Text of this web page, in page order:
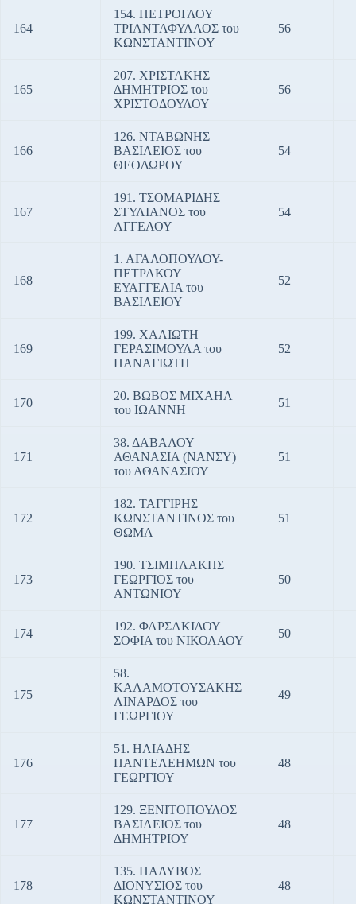
164
154. ΠΕΤΡΟΓΛΟΥ
ΤΡΙΑΝΤΑΦΥΛΛΟΣ του
ΚΩΝΣΤΑΝΤΙΝΟΥ
56
165
207. ΧΡΙΣΤΑΚΗΣ
ΔΗΜΗΤΡΙΟΣ του
ΧΡΙΣΤΟΔΟΥΛΟΥ
56
166
126. ΝΤΑΒΩΝΗΣ
ΒΑΣΙΛΕΙΟΣ του
ΘΕΟΔΩΡΟΥ
54
167
191. ΤΣΟΜΑΡΙΔΗΣ
ΣΤΥΛΙΑΝΟΣ του
ΑΓΓΕΛΟΥ
54
168
1. ΑΓΑΛΟΠΟΥΛΟΥ-
ΠΕΤΡΑΚΟΥ
ΕΥΑΓΓΕΛΙΑ του
ΒΑΣΙΛΕΙΟΥ
52
169
199. ΧΑΛΙΩΤΗ
ΓΕΡΑΣΙΜΟΥΛΑ του
ΠΑΝΑΓΙΩΤΗ
52
170
20. ΒΩΒΟΣ ΜΙΧΑΗΛ
του ΙΩΑΝΝΗ
51
171
38. ΔΑΒΑΛΟΥ
ΑΘΑΝΑΣΙΑ (ΝΑΝΣΥ)
του ΑΘΑΝΑΣΙΟΥ
51
172
182. ΤΑΓΓΙΡΗΣ
ΚΩΝΣΤΑΝΤΙΝΟΣ του
ΘΩΜΑ
51
173
190. ΤΣΙΜΠΛΑΚΗΣ
ΓΕΩΡΓΙΟΣ του
ΑΝΤΩΝΙΟΥ
50
174
192. ΦΑΡΣΑΚΙΔΟΥ
ΣΟΦΙΑ του ΝΙΚΟΛΑΟΥ
50
175
58.
ΚΑΛΑΜΟΤΟΥΣΑΚΗΣ
ΛΙΝΑΡΔΟΣ του
ΓΕΩΡΓΙΟΥ
49
176
51. ΗΛΙΑΔΗΣ
ΠΑΝΤΕΛΕΗΜΩΝ του
ΓΕΩΡΓΙΟΥ
48
177
129. ΞΕΝΙΤΟΠΟΥΛΟΣ
ΒΑΣΙΛΕΙΟΣ του
ΔΗΜΗΤΡΙΟΥ
48
178
135. ΠΑΛΥΒΟΣ
ΔΙΟΝΥΣΙΟΣ του
ΚΩΝΣΤΑΝΤΙΝΟΥ
48